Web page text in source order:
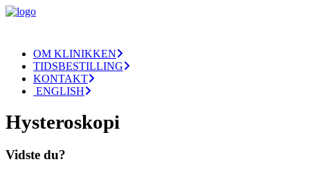
OM KLINIKKEN
TIDSBESTILLING
KONTAKT
ENGLISH
Hysteroskopi
Vidste du?